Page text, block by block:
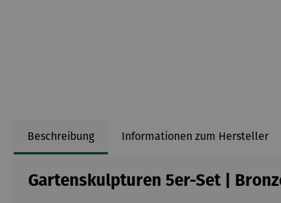
Beschreibung Informationen zum Hersteller
Gartenskulpturen 5er-Set |